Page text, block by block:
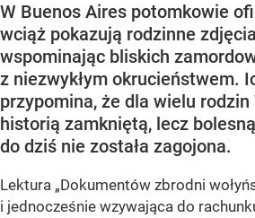
W Buenos Aires potomkowie
wciąż pokazują rodzinne
wspominając bliskich
z niezwykłym okrucieństwem.
przypomina, że dla wielu rodzin
historią zamkniętą, lecz
do dziś nie została zagojona.
Lektura „Dokumentów zbrodni
i jednocześnie wzywająca do